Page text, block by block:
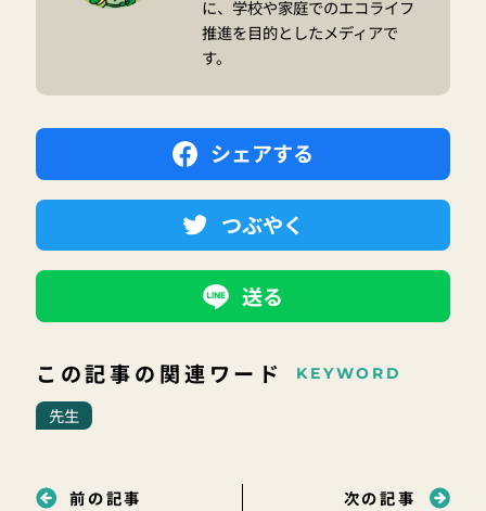
に、学校や家庭でのエコライフ
推進を目的としたメディアで
す。
シェアする
つぶやく
送る
この記事の関連ワード KEYWORD
先生
前の記事 次の記事